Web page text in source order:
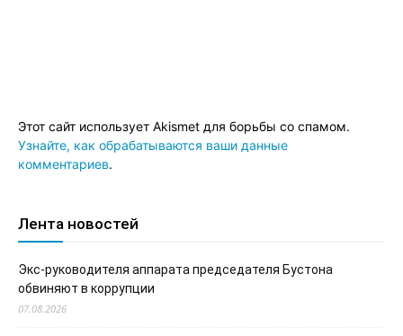
Этот сайт использует Akismet для борьбы со спамом.
Узнайте, как обрабатываются ваши данные
комментариев.
Лента новостей
Экс-руководителя аппарата председателя Бустона
обвиняют в коррупции
07.08.2026